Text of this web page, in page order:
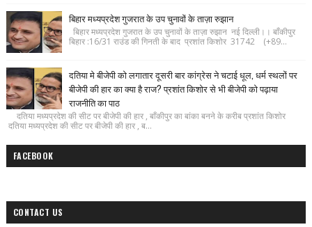
बिहार मध्यप्रदेश गुजरात के उप चुनावों के ताज़ा रुझान
बिहार मध्यप्रदेश गुजरात के उप चुनावों के ताज़ा रुझान नई दिल्ली।। बाँकीपुर
बिहार :16/31 राउंड की गिनती के बाद प्रशांत किशोर 31742 (+89...
दतिया मे बीजेपी को लगातार दूसरी बार कांग्रेस ने चटाई धूल, धर्म स्थलों पर
बीजेपी की हार का क्या है राज? प्रशांत किशोर से भी बीजेपी को पढ़ाया
राजनीति का पाठ
दतिया मध्यप्रदेश की सीट पर बीजेपी की हार , बाँकीपुर का बांका बनने के करीब प्रशांत किशोर
दतिया मध्यप्रदेश की सीट पर बीजेपी की हार , ब...
FACEBOOK
CONTACT US